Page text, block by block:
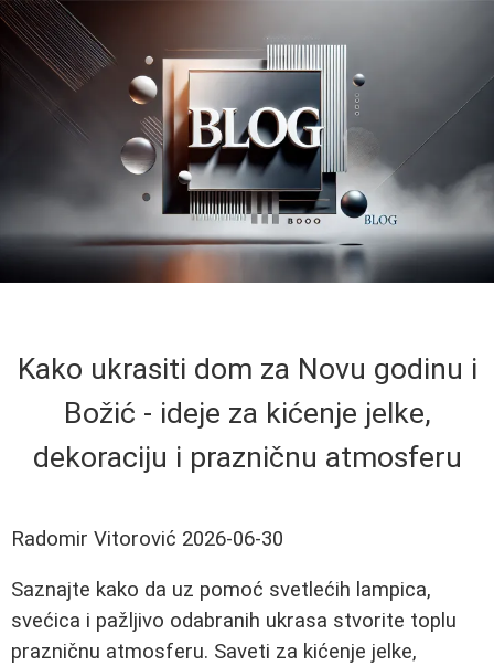
Kako ukrasiti dom za Novu godinu i
Božić - ideje za kićenje jelke,
dekoraciju i prazničnu atmosferu
Radomir Vitorović 2026-06-30
Saznajte kako da uz pomoć svetlećih lampica,
svećica i pažljivo odabranih ukrasa stvorite toplu
prazničnu atmosferu. Saveti za kićenje jelke,